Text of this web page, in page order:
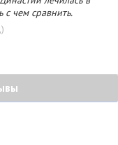
с чем сравнить.